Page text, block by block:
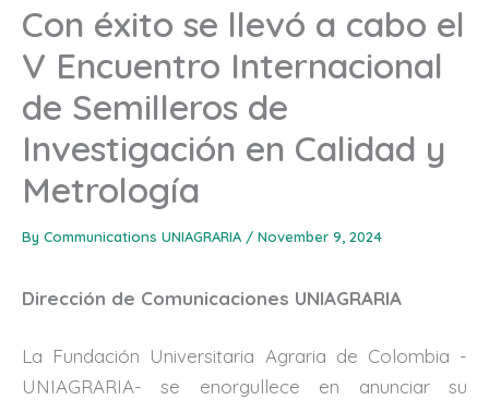
Con éxito se llevó a cabo el
V Encuentro Internacional
de Semilleros de
Investigación en Calidad y
Metrología
By Communications UNIAGRARIA / November 9, 2024
Dirección de Comunicaciones UNIAGRARIA
La Fundación Universitaria Agraria de Colombia -
UNIAGRARIA- se enorgullece en anunciar su